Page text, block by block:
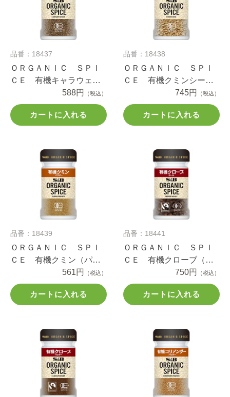
品番：18437
ＯＲＧＡＮＩＣ ＳＰＩ
ＣＥ 有機キャラウェイ
シード １８.５ｇ
588円 （税込）
カートに入れる
品番：18438
ＯＲＧＡＮＩＣ ＳＰＩ
ＣＥ 有機クミンシー
745円 （税込）
カートに入れる
品番：18439
ＯＲＧＡＮＩＣ ＳＰＩ
ＣＥ 有機クミン（パウ
ダー） １８ｇ561円 （税込）
カートに入れる
品番：18441
ＯＲＧＡＮＩＣ ＳＰＩ
ＣＥ 有機クローブ（ホ
ール） １３ｇ750円 （税込）
カートに入れる